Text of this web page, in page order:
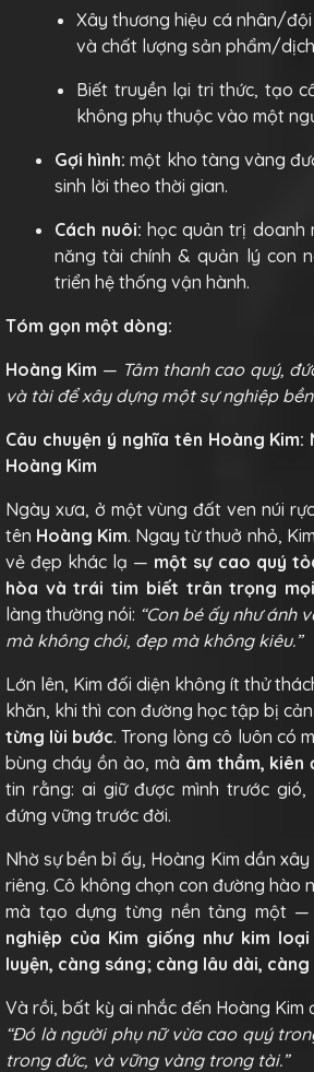
Xây thương hiệu cá nhân/
và chất lượng sản phẩm/
Biết truyền lại tri thức, tạo
không phụ thuộc vào một
Gợi hình: một kho tàng vàng
sinh lời theo thời gian.
Cách nuôi: học quản trị doanh
năng tài chính & quản lý con
triển hệ thống vận hành.
Tóm gọn một dòng:
Hoàng Kim — Tâm thanh cao quý,
và tài để xây dựng một sự nghiệp
Câu chuyện ý nghĩa tên Hoàng
Hoàng Kim
Ngày xưa, ở một vùng đất ven núi
tên Hoàng Kim. Ngay từ thuở nhỏ,
vẻ đẹp khác lạ — một sự cao quý
hòa và trái tim biết trân trọng
làng thường nói: “Con bé ấy như ánh
mà không chói, đẹp mà không kiêu.”
Lớn lên, Kim đối diện không ít thử
khăn, khi thì con đường học tập bị
từng lùi bước. Trong lòng cô luôn có
bùng cháy ồn ào, mà âm thầm, kiên
tin rằng: ai giữ được mình trước
đứng vững trước đời.
Nhờ sự bền bỉ ấy, Hoàng Kim dần
riêng. Cô không chọn con đường hào
mà tạo dựng từng nền tảng một —
nghiệp của Kim giống như kim
luyện, càng sáng; càng lâu dài,
Và rồi, bất kỳ ai nhắc đến Hoàng Kim
“Đó là người phụ nữ vừa cao quý
trong đức, và vững vàng trong tài.”